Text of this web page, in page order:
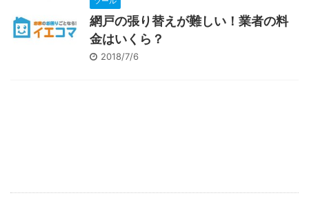
網戸の張り替えが難しい！業者の料
金はいくら？
2018/7/6